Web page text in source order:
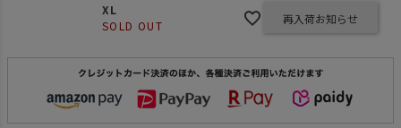
XL
SOLD OUT
再入荷お知らせ